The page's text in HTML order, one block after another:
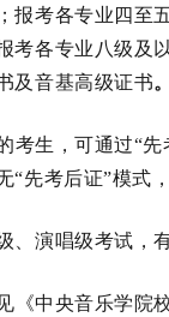
报考各专业四至
考各专业八级及
及音基高级证书。
考生，可通过“
“先考后证”模式
、演唱级考试，
《中央音乐学院